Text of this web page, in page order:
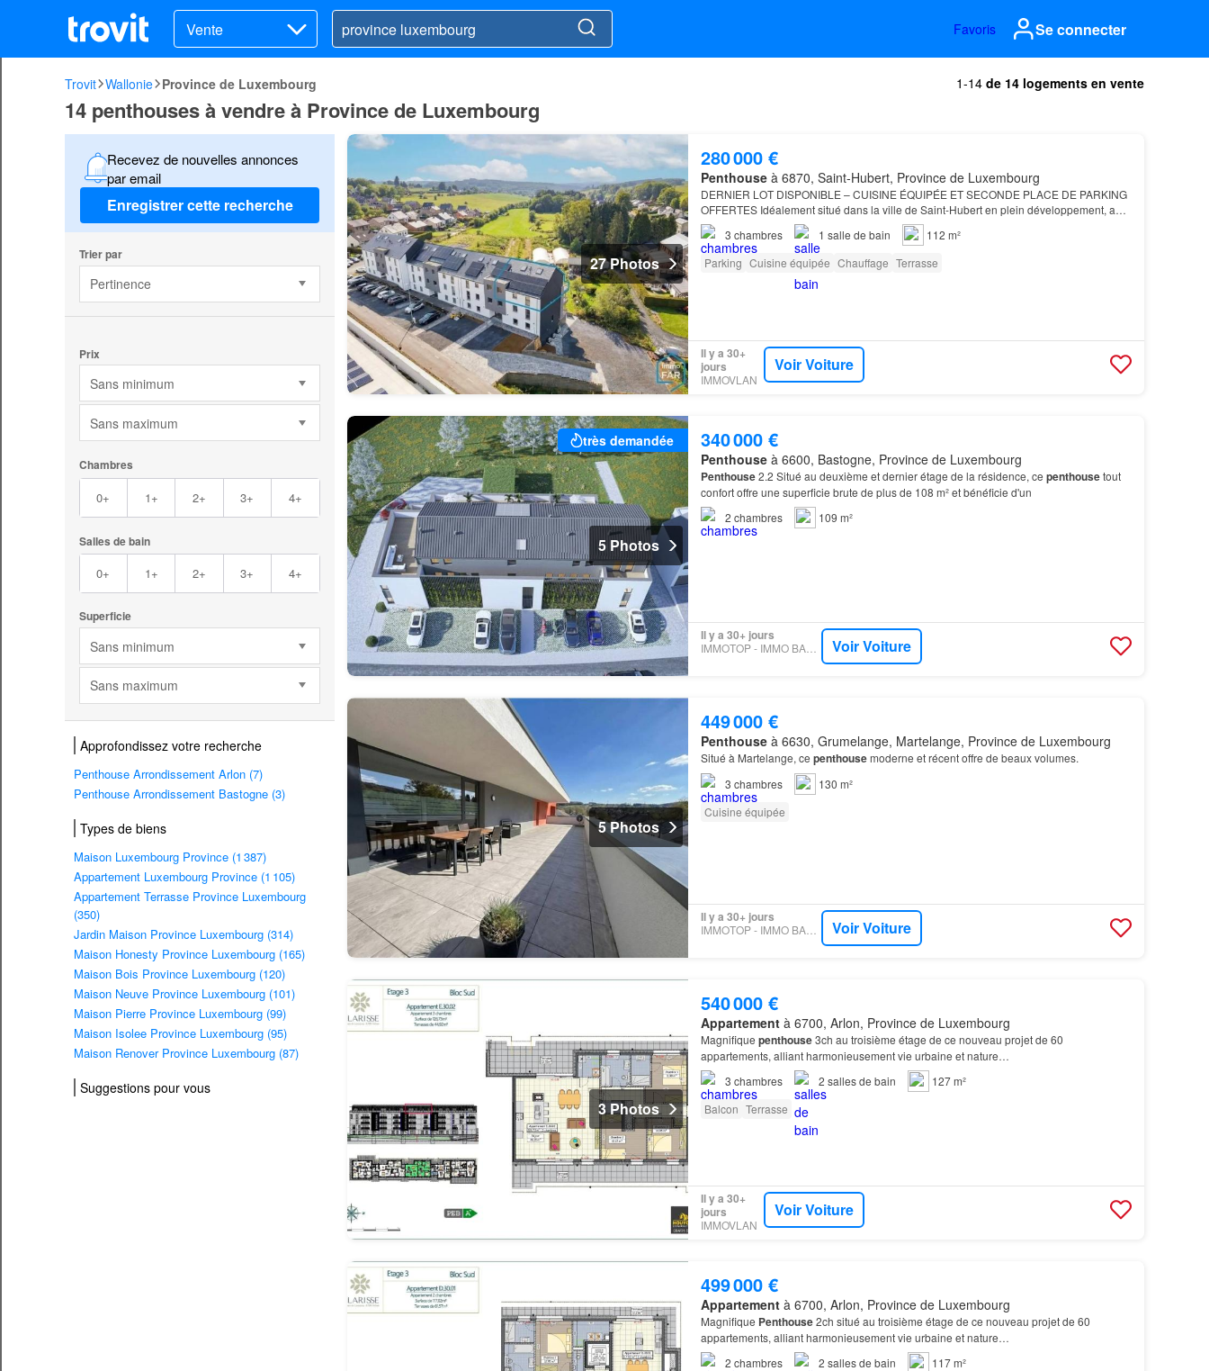
Vente Favoris Se connecter
Trovit Wallonie Province de Luxembourg 1-14 de 14 logements en vente
14 penthouses à vendre à Province de Luxembourg
Recevez de nouvelles annonces
par email
Enregistrer cette recherche
Trier par
Pertinence
Prix
Sans minimum
Sans maximum
Chambres
0+ 1+ 2+ 3+ 4+
Salles de bain
0+ 1+ 2+ 3+ 4+
Superficie
Sans minimum
Sans maximum
Approfondissez votre recherche
Penthouse Arrondissement Arlon (7)
Penthouse Arrondissement Bastogne (3)
Types de biens
Maison Luxembourg Province (1 387)
Appartement Luxembourg Province (1 105)
Appartement Terrasse Province Luxembourg
(350)
Jardin Maison Province Luxembourg (314)
Maison Honesty Province Luxembourg (165)
Maison Bois Province Luxembourg (120)
Maison Neuve Province Luxembourg (101)
Maison Pierre Province Luxembourg (99)
Maison Isolee Province Luxembourg (95)
Maison Renover Province Luxembourg (87)
Suggestions pour vous
27 Photos
280 000 €
Penthouseà 6870, Saint-Hubert, Province de Luxembourg
DERNIER LOT DISPONIBLE – CUISINE ÉQUIPÉE ET SECONDE PLACE DE PARKING
OFFERTES Idéalement situé dans la ville de Saint-Hubert en plein développement, au
calme et à proximité de toutes commodités, Immo-Far vous présente au sein…
3 chambres 1 salle de bain
112 m²
Parking Cuisine équipée Chauffage Terrasse
Il y a 30+
jours
IMMOVLAN
Voir Voiture
très demandée
5 Photos
340 000 €
Penthouseà 6600, Bastogne, Province de Luxembourg
Penthouse2.2 Situé au deuxième et dernier étage de la résidence, ce penthousetout
confort offre une superficie brute de plus de 108 m² et bénéficie d'un
2 chambres 109 m²
Il y a 30+ jours
IMMOTOP - IMMO BASTOGNE SA Voir Voiture
5 Photos
449 000 €
Penthouseà 6630, Grumelange, Martelange, Province de Luxembourg
Situé à Martelange, ce penthousemoderne et récent offre de beaux volumes.
3 chambres
130 m²
Cuisine équipée
Il y a 30+ jours
IMMOTOP - IMMO BASTOGNE SA Voir Voiture
3 Photos
540 000 €
Appartementà 6700, Arlon, Province de Luxembourg
Magnifique penthouse3ch au troisième étage de ce nouveau projet de 60
appartements, alliant harmonieusement vie urbaine et nature…
3 chambres 2 salles de bain
127 m²
Balcon Terrasse
Il y a 30+
jours
IMMOVLAN
Voir Voiture
499 000 €
Appartementà 6700, Arlon, Province de Luxembourg
Magnifique Penthouse2ch situé au troisième étage de ce nouveau projet de 60
appartements, alliant harmonieusement vie urbaine et nature…
2 chambres 2 salles de bain
117 m²